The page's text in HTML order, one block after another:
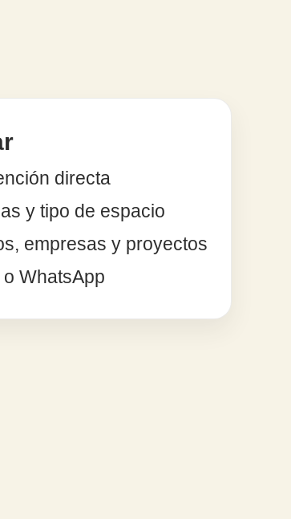
directa
y tipo de espacio
empresas y proyectos
WhatsApp